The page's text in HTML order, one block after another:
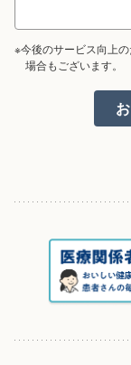
※今後のサービス向上
場合もございます。